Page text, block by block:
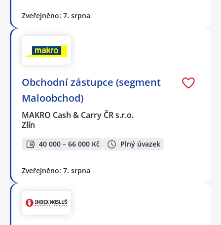
Zveřejněno: 7. srpna
Obchodní zástupce (segment
Maloobchod)
MAKRO Cash & Carry ČR s.r.o.
Zlín
40 000 – 66 000 Kč Plný úvazek
Zveřejněno: 7. srpna